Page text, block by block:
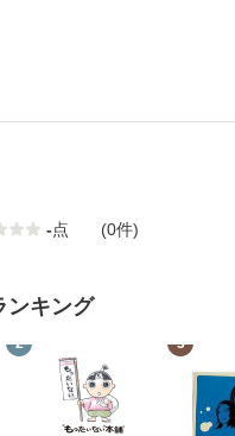
-点 (0件)
ンキング
2 3